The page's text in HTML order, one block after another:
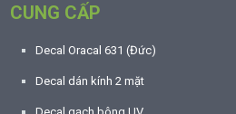
CUNG CẤP
Decal Oracal 631 (Đức)
Decal dán kính 2 mặt